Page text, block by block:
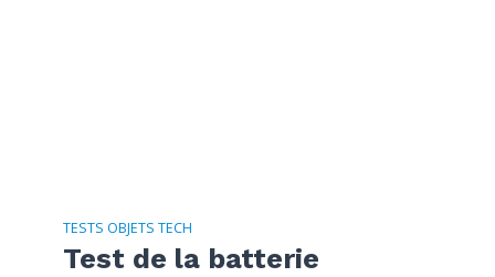
TESTS OBJETS TECH
Test de la batterie